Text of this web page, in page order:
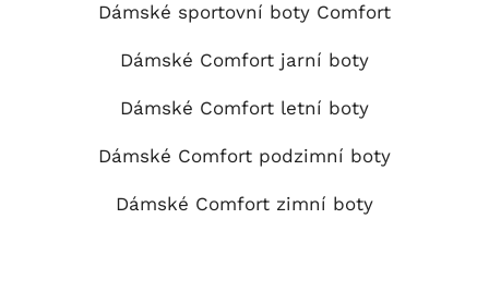
Dámské sportovní boty Comfort
Dámské Comfort jarní boty
Dámské Comfort letní boty
Dámské Comfort podzimní boty
Dámské Comfort zimní boty